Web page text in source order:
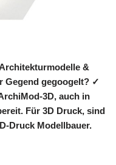
&
Gegend gegoogelt? ✓
3D, auch in
Für 3D Druck, sind
Druck Modellbauer.